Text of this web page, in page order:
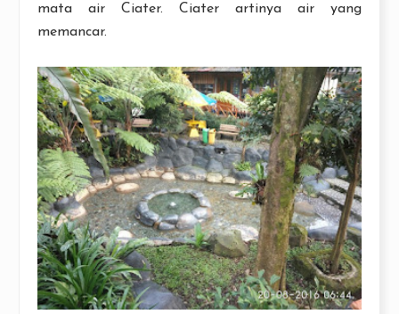
mata air Ciater. Ciater artinya air yang
memancar.